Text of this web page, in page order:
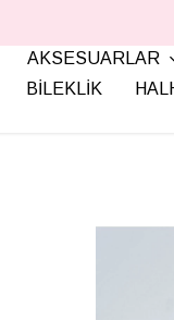
AKSESUARLAR
BİLEKLİK